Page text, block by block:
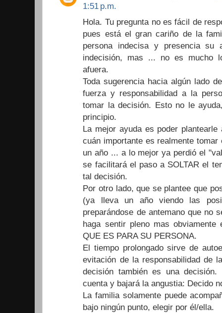
1:51 p.m.
Hola. Tu pregunta no es fácil de
pues está el gran cariño de la
persona indecisa y presencia
indecisión, mas ... no es mucho
afuera.
Toda sugerencia hacia algún lado
fuerza y responsabilidad a la
tomar la decisión. Esto no le
principio.
La mejor ayuda es poder
cuán importante es realmente
un año ... a lo mejor ya perdió el
se facilitará el paso a SOLTAR el
tal decisión.
Por otro lado, que se plantee que
(ya lleva un año viendo las
preparándose de antemano que no
haga sentir pleno mas obviamente
QUE ES PARA SU PERSONA.
El tiempo prolongado sirve de
evitación de la responsabilidad de
decisión también es una
cuenta y bajará la angustia: Decido
La familia solamente puede
bajo ningún punto, elegir por él/ella.